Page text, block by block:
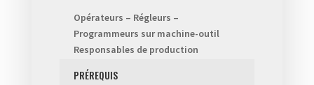
Opérateurs – Régleurs –
Programmeurs sur machine-outil
Responsables de production
PRÉREQUIS